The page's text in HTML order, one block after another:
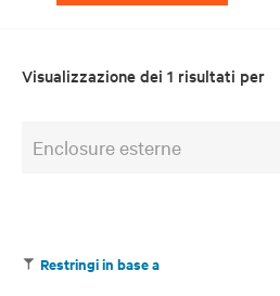
Visualizzazione dei 1 risultati per
Enclosure esterne
Restringi in base a